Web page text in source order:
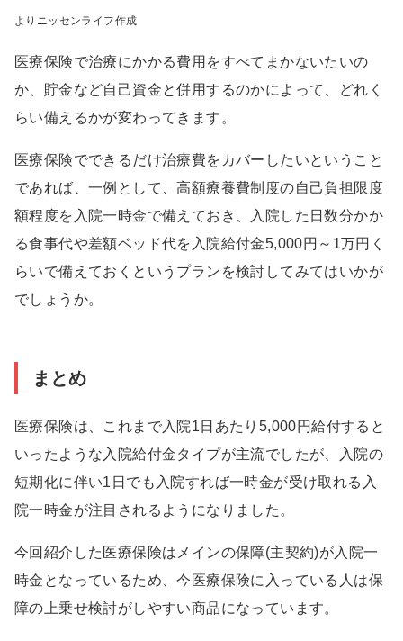
よりニッセンライフ作成
医療保険で治療にかかる費用をすべてまかないたいの
か、貯金など自己資金と併用するのかによって、どれく
らい備えるかが変わってきます。
医療保険でできるだけ治療費をカバーしたいということ
であれば、一例として、高額療養費制度の自己負担限度
額程度を入院一時金で備えておき、入院した日数分かか
る食事代や差額ベッド代を入院給付金5,000円～1万円く
らいで備えておくというプランを検討してみてはいかが
でしょうか。
まとめ
医療保険は、これまで入院1日あたり5,000円給付すると
いったような入院給付金タイプが主流でしたが、入院の
短期化に伴い1日でも入院すれば一時金が受け取れる入
院一時金が注目されるようになりました。
今回紹介した医療保険はメインの保障(主契約)が入院一
時金となっているため、今医療保険に入っている人は保
障の上乗せ検討がしやすい商品になっています。